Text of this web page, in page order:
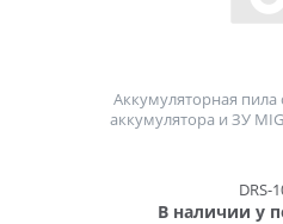
Аккумуляторная пила
аккумулятора и ЗУ
DRS-
В наличии у